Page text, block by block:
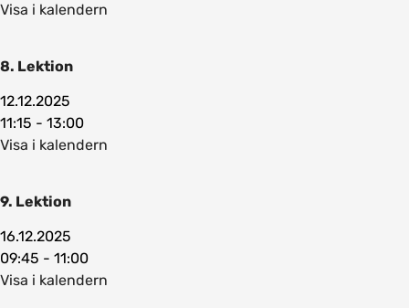
Visa i kalendern
8. Lektion
12.12.2025
11:15 - 13:00
Visa i kalendern
9. Lektion
16.12.2025
09:45 - 11:00
Visa i kalendern